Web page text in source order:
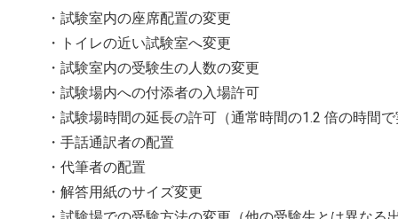
・試験室内の座席配置の変更
・トイレの近い試験室へ変更
・試験室内の受験生の人数の変更
・試験場内への付添者の入場許可
・試験場時間の延長の許可（通常時間の1.2 倍の時間で
・手話通訳者の配置
・代筆者の配置
・解答用紙のサイズ変更